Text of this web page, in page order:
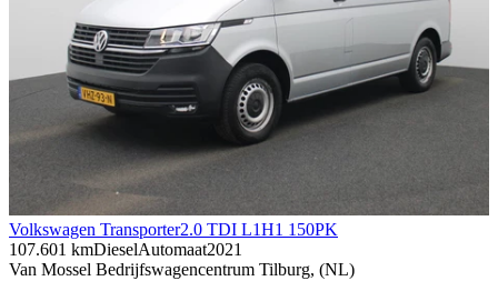
Volkswagen Transporter2.0 TDI L1H1 150PK
107.601 kmDieselAutomaat2021
Van Mossel Bedrijfswagencentrum Tilburg, (NL)